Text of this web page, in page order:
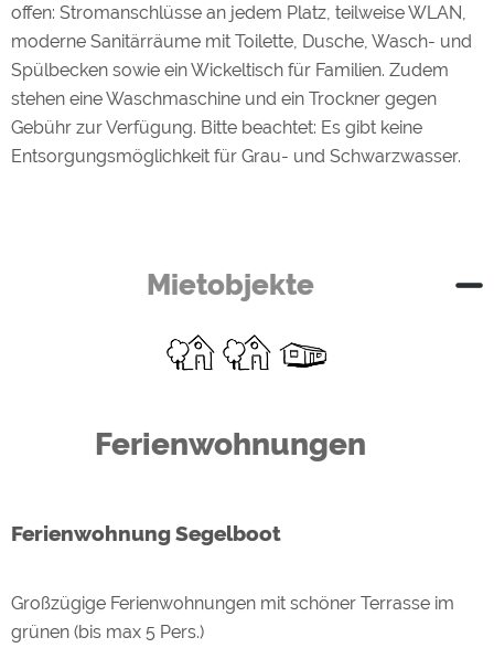
offen: Stromanschlüsse an jedem Platz, teilweise WLAN,
moderne Sanitärräume mit Toilette, Dusche, Wasch- und
Spülbecken sowie ein Wickeltisch für Familien. Zudem
stehen eine Waschmaschine und ein Trockner gegen
Gebühr zur Verfügung. Bitte beachtet: Es gibt keine
Entsorgungsmöglichkeit für Grau- und Schwarzwasser.
Mietobjekte
Ferienwohnungen
Ferienwohnung Segelboot
Großzügige Ferienwohnungen mit schöner Terrasse im
grünen (bis max 5 Pers.)